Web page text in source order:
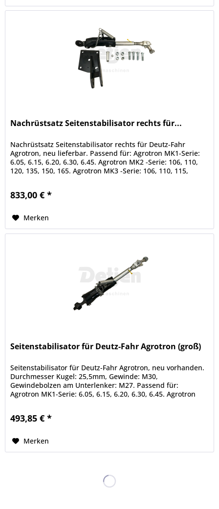
Nachrüstsatz Seitenstabilisator rechts für...
Nachrüstsatz Seitenstabilisator rechts für Deutz-Fahr
Agrotron, neu lieferbar. Passend für: Agrotron MK1-Serie:
6.05, 6.15, 6.20, 6.30, 6.45. Agrotron MK2 -Serie: 106, 110,
120, 135, 150, 165. Agrotron MK3 -Serie: 106, 110, 115,
833,00 € *
Merken
Seitenstabilisator für Deutz-Fahr Agrotron (groß)
Seitenstabilisator für Deutz-Fahr Agrotron, neu vorhanden.
Durchmesser Kugel: 25,5mm, Gewinde: M30,
Gewindebolzen am Unterlenker: M27. Passend für:
Agrotron MK1-Serie: 6.05, 6.15, 6.20, 6.30, 6.45. Agrotron
493,85 € *
Merken